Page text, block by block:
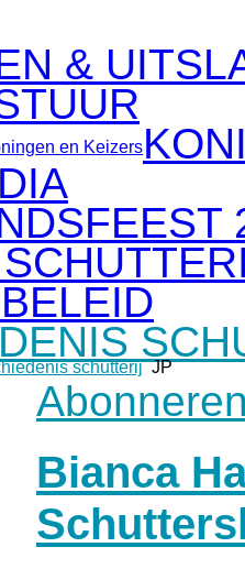
&
en Keizers
schutterij JP
Bianca